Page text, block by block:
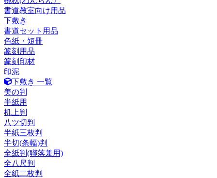
書道教室向け用品
下敷き
書道セット用品
色紙・短冊
篆刻用品
篆刻印材
印泥
下敷き 一覧
美の判
半紙用
机上判
八ツ切判
半紙三枚判
半切(条幅)判
全紙判(聯落兼用)
全八尺判
全紙二枚判